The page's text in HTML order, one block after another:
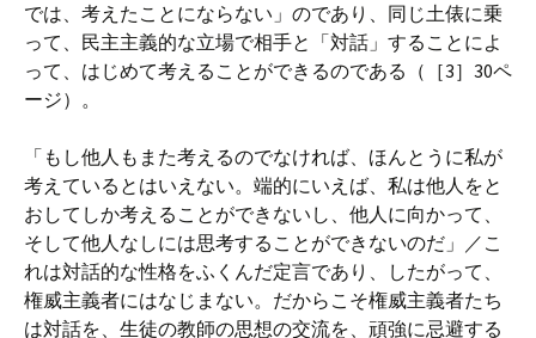
では、考えたことにならない」のであり、同じ土俵に乗
って、民主主義的な立場で相手と「対話」することによ
って、はじめて考えることができるのである（［3］30ペ
ージ）。
「もし他人もまた考えるのでなければ、ほんとうに私が
考えているとはいえない。端的にいえば、私は他人をと
おしてしか考えることができないし、他人に向かって、
そして他人なしには思考することができないのだ」／こ
れは対話的な性格をふくんだ定言であり、したがって、
権威主義者にはなじまない。だからこそ権威主義者たち
は対話を、生徒の教師の思想の交流を、頑強に忌避する